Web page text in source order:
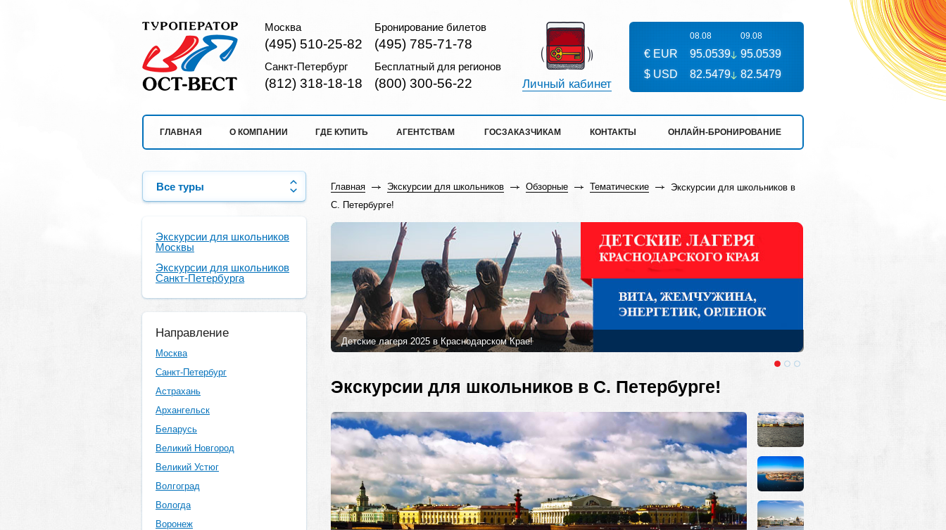
Москва
(495) 510-25-82
Бронирование билетов
(495) 785-71-78
Санкт-Петербург
(812) 318-18-18
Бесплатный для регионов
(800) 300-56-22 Личный кабинет
08.08 09.08
€ EUR 95.0539
95.0539
$ USD
82.5479 82.5479
ГЛАВНАЯ О КОМПАНИИ ГДЕ КУПИТЬ АГЕНТСТВАМ ГОСЗАКАЗЧИКАМ КОНТАКТЫ ОНЛАЙН-БРОНИРОВАНИЕ
Все туры
Экскурсии для школьников
Москвы
Экскурсии для школьников
Санкт-Петербурга
Направление
Москва
Санкт-Петербург
Астрахань
Архангельск
Беларусь
Великий Новгород
Великий Устюг
Волгоград
Вологда
Воронеж
Главная Экскурсии для школьников Обзорные Тематические
Экскурсии для школьников в
С. Петербурге!
Детские лагеря 2025 в Краснодарском Крае!
Экскурсии для школьников в С. Петербурге!